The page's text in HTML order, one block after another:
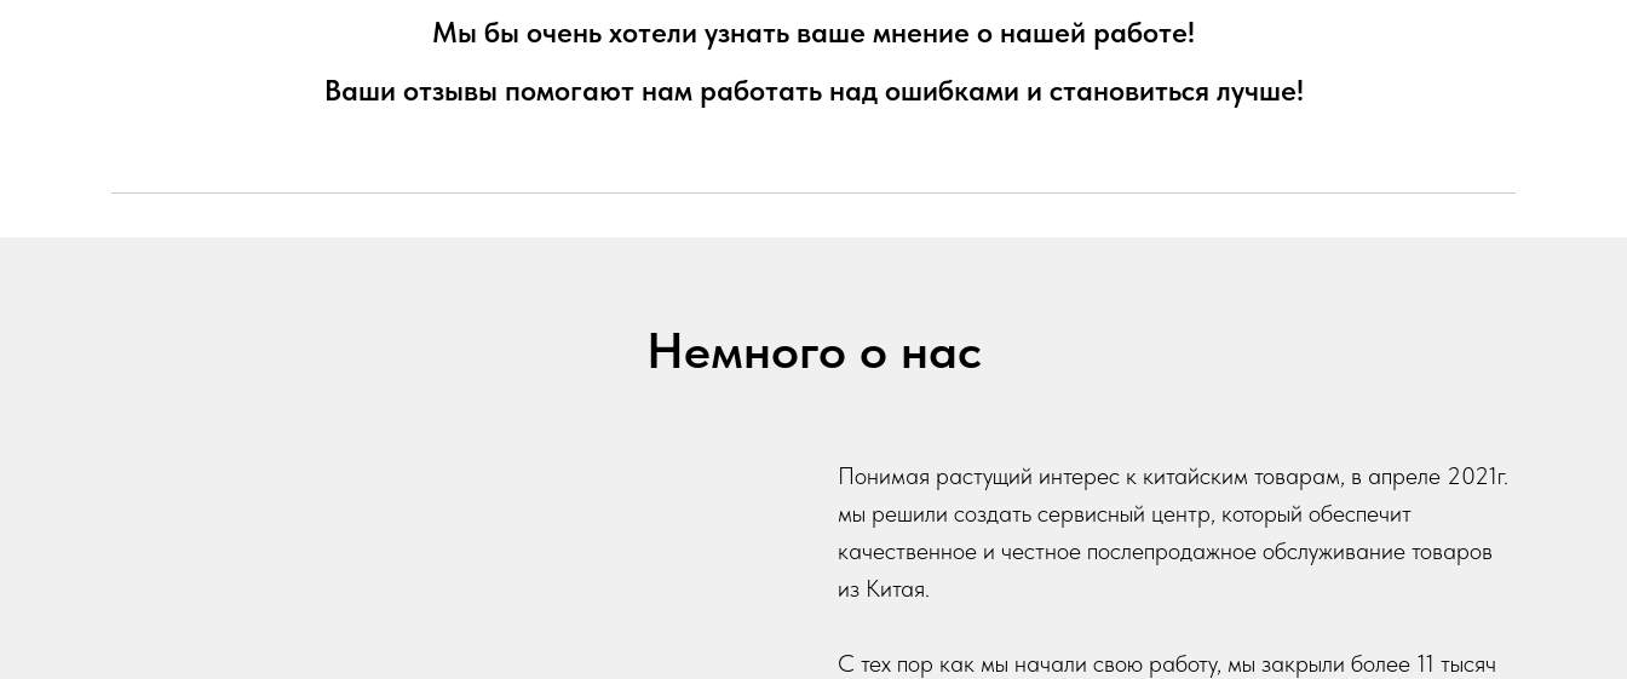
Мы бы очень хотели узнать ваше мнение о нашей работе!
Ваши отзывы помогают нам работать над ошибками и становиться лучше!
Немного о нас
Понимая растущий интерес к китайским товарам, в апреле 2021г.
мы решили создать сервисный центр, который обеспечит
качественное и честное послепродажное обслуживание товаров
из Китая.
С тех пор как мы начали свою работу, мы закрыли более 11 тысяч